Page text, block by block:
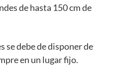
de hasta 150 cm de
se debe de disponer de
en un lugar fijo.